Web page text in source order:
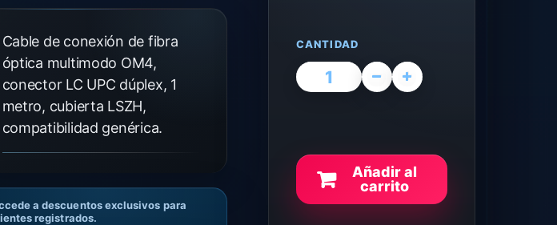
Cable de conexión de fibra
óptica multimodo OM4,
conector LC UPC dúplex, 1
metro, cubierta LSZH,
compatibilidad genérica.
a descuentos exclusivos para
registrados.
CANTIDAD
Añadir al
carrito